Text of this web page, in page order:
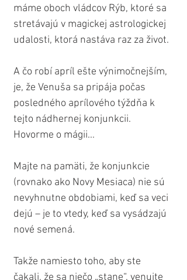
máme oboch vládcov Rýb, ktoré sa
stretávajú v magickej astrologickej
udalosti, ktorá nastáva raz za život.
A čo robí apríl ešte výnimočnejším,
je, že Venuša sa pripája počas
posledného aprílového týždňa k
tejto nádhernej konjunkcii.
Hovorme o mágii...
Majte na pamäti, že konjunkcie
(rovnako ako Novy Mesiaca) nie sú
nevyhnutne obdobiami, keď sa veci
dejú – je to vtedy, keď sa vysádzajú
nové semená.
Takže namiesto toho, aby ste
čakali, že sa niečo „stane“, venujte